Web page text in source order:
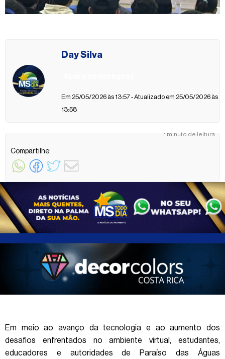
1 minuto de leitura
Day Silva
Em 25/05/2026 às 13:57 - Atualizado em 25/05/2026 às
13:58
Compartilhe:
Em meio ao avanço da tecnologia e ao aumento dos
desafios enfrentados no ambiente virtual, estudantes,
educadores e autoridades de Paraíso das Águas